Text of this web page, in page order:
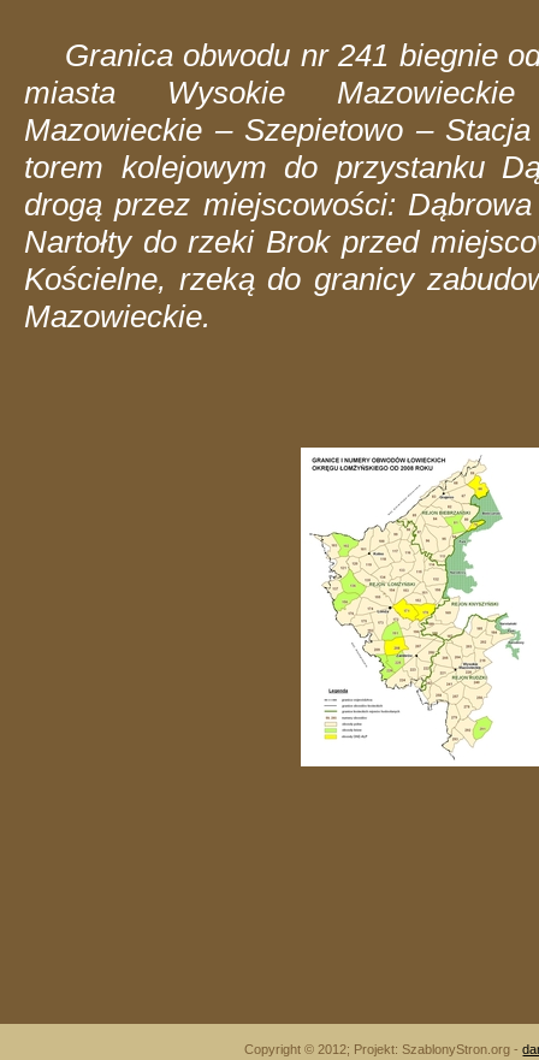
Granica obwodu nr 241 biegnie
miasta Wysokie
Mazowieckie – Szepietowo –
torem kolejowym do przystanku
drogą przez miejscowości:
Nartołty do rzeki Brok przed
Kościelne, rzeką do granicy
Mazowieckie.
Copyright © 2012; Projekt: SzablonyStron.org -